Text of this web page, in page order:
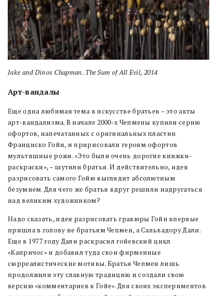
Jake and Dinos Chapman. The Sum of All Evil, 2014
Арт-вандалы
Еще одна любимая тема в искусстве братьев – это акты
арт-вандализма. В начале 2000-х Чепмены купили серию
офортов, напечатанных с оригинальных пластин
Франциско Гойи, и пририсовали героям офортов
мультяшные рожи. «Это были очень дорогие книжки-
раскраски», – шутили братья. И действительно, идея
разрисовать самого Гойю выглядит абсолютным
безумием. Для чего же братья вдруг решили надругаться
над великим художником?
Надо сказать, идея разрисовать гравюры Гойи впервые
пришла в голову не братьям Чепмен, а Сальвадору Дали.
Еще в 1977 году Дали раскрасил гойевский цикл
«Капричос» и добавил туда свои фирменные
сюрреалистические мотивы. Братья Чепмен лишь
продолжили эту славную традицию и создали свою
версию «комментариев к Гойе». Для своих экспериментов